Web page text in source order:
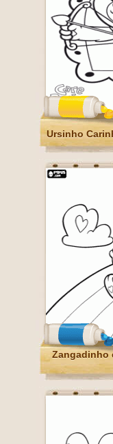
Ursinho
Zangadinho